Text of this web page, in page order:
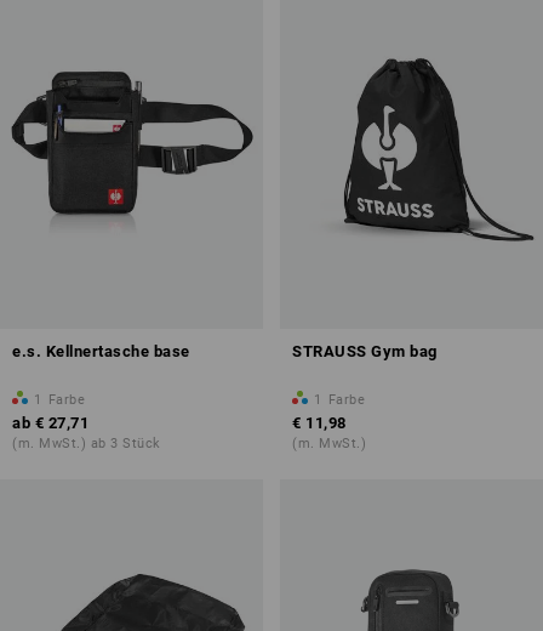
e.s. Kellnertasche base
1 Farbe
ab € 27,71
(m. MwSt.) ab 3 Stück
STRAUSS Gym bag
1 Farbe
€ 11,98
(m. MwSt.)